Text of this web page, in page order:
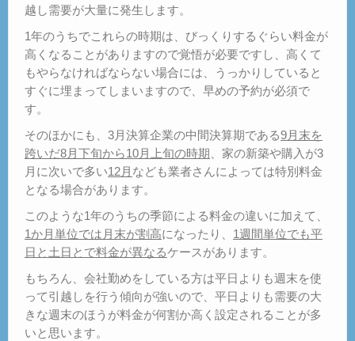
越し需要が大量に発生します。
1年のうちでこれらの時期は、びっくりするぐらい料金が
高くなることがありますので覚悟が必要ですし、高くて
もやらなければならない場合には、うっかりしていると
すぐに埋まってしまいますので、早めの予約が必須で
す。
そのほかにも、3月決算企業の中間決算期である9月末を
跨いだ8月下旬から10月上旬の時期、家の新築や購入が3
月に次いで多い12月 なども業者さんによっては特別料金
となる場合があります。
このような1年のうちの季節による料金の違いに加えて、
1か月単位では月末が割高になったり、 1週間単位でも平
日と土日とで料金が異なるケースがあります。
もちろん、会社勤めをしている方は平日よりも週末を使
って引越しを行う傾向が強いので、平日よりも需要の大
きな週末のほうが料金が何割か高く設定されることが多
いと思います。